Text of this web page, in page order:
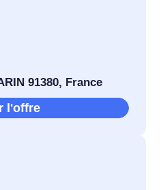
91380, France
l'offre